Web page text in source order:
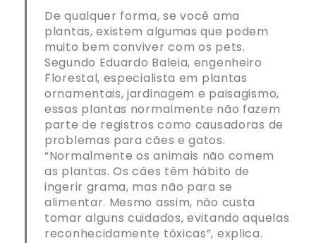
De qualquer forma, se você ama
plantas, existem algumas que podem
muito bem conviver com os pets.
Segundo Eduardo Baleia, engenheiro
Florestal, especialista em plantas
ornamentais, jardinagem e paisagismo,
essas plantas normalmente não fazem
parte de registros como causadoras de
problemas para cães e gatos.
“Normalmente os animais não comem
as plantas. Os cães têm hábito de
ingerir grama, mas não para se
alimentar. Mesmo assim, não custa
tomar alguns cuidados, evitando aquelas
reconhecidamente tóxicas”, explica.